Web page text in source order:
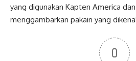
yang digunakan Kapten America
menggambarkan pakain yang
0